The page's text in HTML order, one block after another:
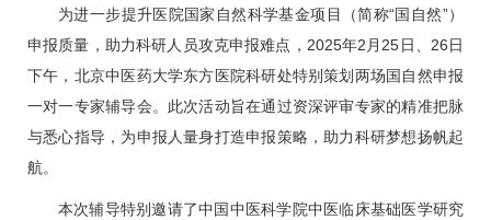
为进一步提升医院国家自然科学基金项目（简称“国自然”）
申报质量，助力科研人员攻克申报难点，2025年2月25日、26日
下午，北京中医药大学东方医院科研处特别策划两场国自然申报
一对一专家辅导会。此次活动旨在通过资深评审专家的精准把脉
与悉心指导，为申报人量身打造申报策略，助力科研梦想扬帆起
航。
本次辅导特别邀请了中国中医科学院中医临床基础医学研究